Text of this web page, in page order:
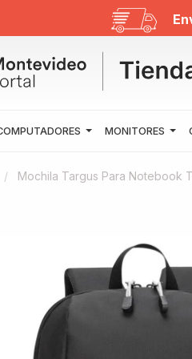
MONITORES
Mochila Targus Para Notebook